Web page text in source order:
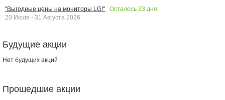
"Выгодные цены на мониторы LG!"
Осталось 23 дня
20 Июля - 31 Августа 2026
Будущие акции
Нет будущих акций
Прошедшие акции